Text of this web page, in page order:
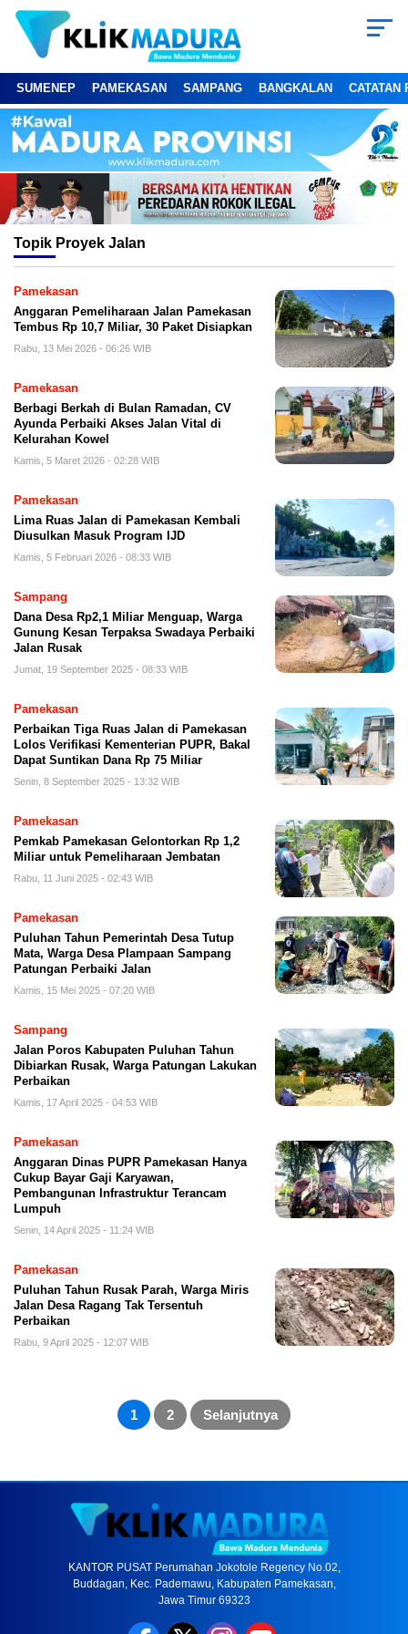
SUMENEP PAMEKASAN SAMPANG BANGKALAN CATATAN
Topik Proyek Jalan
Pamekasan
Anggaran Pemeliharaan Jalan Pamekasan
Tembus Rp 10,7 Miliar, 30 Paket Disiapkan
Rabu, 13 Mei 2026 - 06:26 WIB
Pamekasan
Berbagi Berkah di Bulan Ramadan, CV
Ayunda Perbaiki Akses Jalan Vital di
Kelurahan Kowel
Kamis, 5 Maret 2026 - 02:28 WIB
Pamekasan
Lima Ruas Jalan di Pamekasan Kembali
Diusulkan Masuk Program IJD
Kamis, 5 Februari 2026 - 08:33 WIB
Sampang
Dana Desa Rp2,1 Miliar Menguap, Warga
Gunung Kesan Terpaksa Swadaya Perbaiki
Jalan Rusak
Jumat, 19 September 2025 - 08:33 WIB
Pamekasan
Perbaikan Tiga Ruas Jalan di Pamekasan
Lolos Verifikasi Kementerian PUPR, Bakal
Dapat Suntikan Dana Rp 75 Miliar
Senin, 8 September 2025 - 13:32 WIB
Pamekasan
Pemkab Pamekasan Gelontorkan Rp 1,2
Miliar untuk Pemeliharaan Jembatan
Rabu, 11 Juni 2025 - 02:43 WIB
Pamekasan
Puluhan Tahun Pemerintah Desa Tutup
Mata, Warga Desa Plampaan Sampang
Patungan Perbaiki Jalan
Kamis, 15 Mei 2025 - 07:20 WIB
Sampang
Jalan Poros Kabupaten Puluhan Tahun
Dibiarkan Rusak, Warga Patungan Lakukan
Perbaikan
Kamis, 17 April 2025 - 04:53 WIB
Pamekasan
Anggaran Dinas PUPR Pamekasan Hanya
Cukup Bayar Gaji Karyawan,
Pembangunan Infrastruktur Terancam
Lumpuh
Senin, 14 April 2025 - 11:24 WIB
Pamekasan
Puluhan Tahun Rusak Parah, Warga Miris
Jalan Desa Ragang Tak Tersentuh
Perbaikan
Rabu, 9 April 2025 - 12:07 WIB
1 2 Selanjutnya
KANTOR PUSAT Perumahan Jokotole Regency No.02,
Buddagan, Kec. Pademawu, Kabupaten Pamekasan,
Jawa Timur 69323